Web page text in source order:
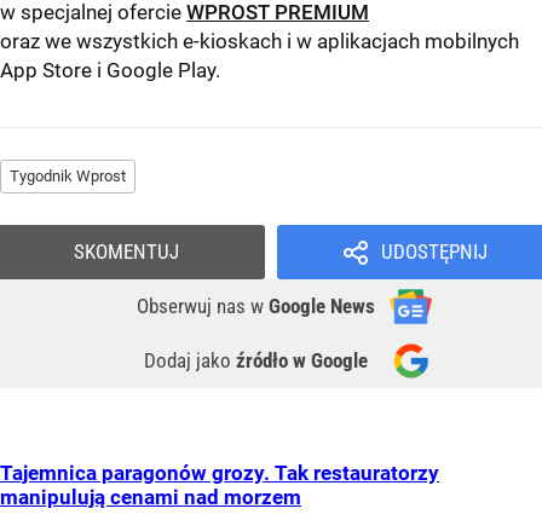
w specjalnej ofercie WPROST PREMIUM
oraz we wszystkich e-kioskach i w aplikacjach mobilnych
App Store i Google Play.
Tygodnik Wprost
UDOSTĘPNIJ
Obserwuj nas w Google News
Dodaj jako źródło w Google
SKOMENTUJ
Tajemnica paragonów grozy. Tak restauratorzy
manipulują cenami nad morzem